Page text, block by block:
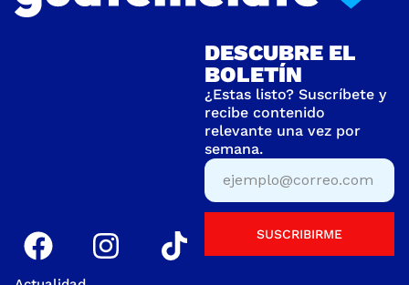
DESCUBRE EL
BOLETÍN
¿Estas listo? Suscríbete y
recibe contenido
relevante una vez por
semana.
SUSCRIBIRME